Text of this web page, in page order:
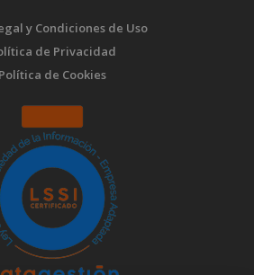
y Condiciones de Uso
de Privacidad
Política de Cookies